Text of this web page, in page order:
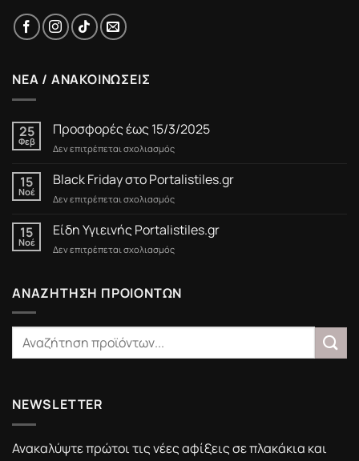
ΝΕΑ / ΑΝΑΚΟΙΝΩΣΕΙΣ
25
Φεβ
Προσφορές έως 15/3/2025
Δεν επιτρέπεται σχολιασμόςστο
έως
15/3/2025
15
Νοέ
Black Friday στο Portalistiles.gr
Δεν επιτρέπεται σχολιασμόςστο
Friday
στο
Portalistiles.gr
15
Νοέ
Είδη Υγιεινής Portalistiles.gr
Δεν επιτρέπεται σχολιασμόςστο
Portalistiles.gr
ΑΝΑΖΗΤΗΣΗ ΠΡΟΙΟΝΤΩΝ
NEWSLETTER
Ανακαλύψτε πρώτοι τις νέες αφίξεις σε πλακάκια και